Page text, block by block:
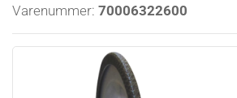
Varenummer: 70006322600